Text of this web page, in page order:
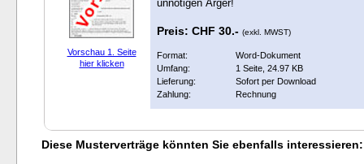
Vorschau 1. Seite
hier klicken
unnötigen Ärger!
Preis: CHF 30.- (exkl. MWST)
Format:
Word-Dokument
Umfang:
1 Seite, 24.97 KB
Lieferung:
Sofort per Download
Zahlung:
Rechnung
Diese Musterverträge könnten Sie ebenfalls interessieren: